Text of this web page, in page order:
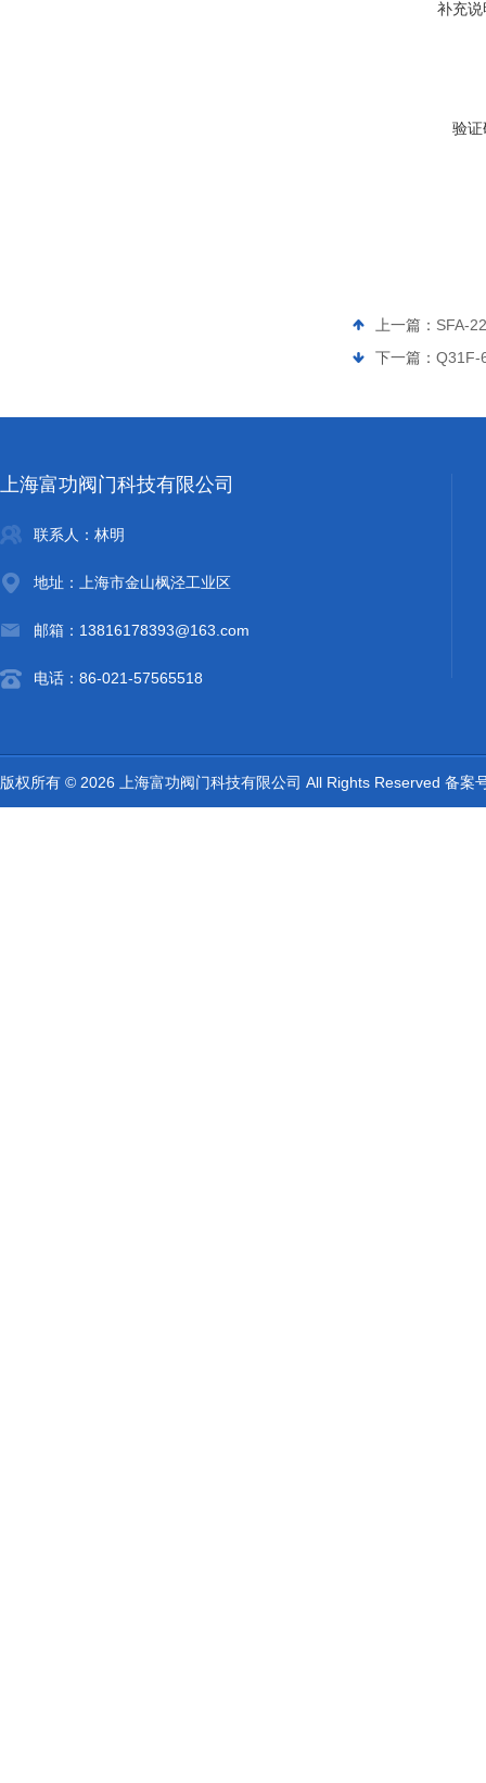
补充说
验证
上一篇： SFA-
下一篇： Q31F-
上海富功阀门科技有限公司
联系人：林明
地址：上海市金山枫泾工业区
邮箱：13816178393@163.com
电话：86-021-57565518
版权所有 © 2026 上海富功阀门科技有限公司 All Rights Reserved 备案